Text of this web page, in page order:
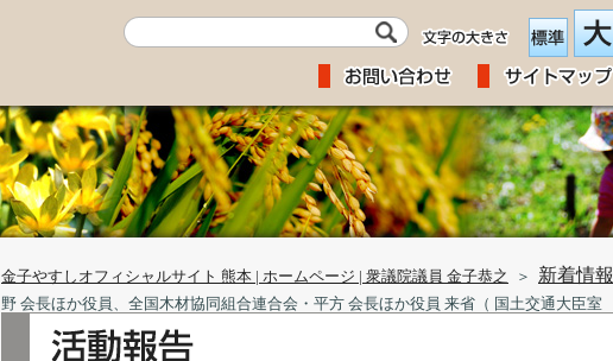
金子やすしオフィシャルサイト 熊本 | ホームページ | 衆議院議員 金子恭之 ＞ 新着情報
野 会長ほか役員、全国木材協同組合連合会・平方 会長ほか役員 来省（ 国土交通大臣室